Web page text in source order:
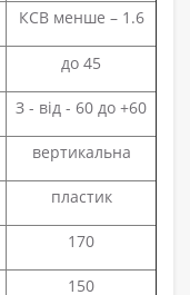
КСВ менше – 1.6
до 45
З - від - 60 до +60
вертикальна
пластик
170
150